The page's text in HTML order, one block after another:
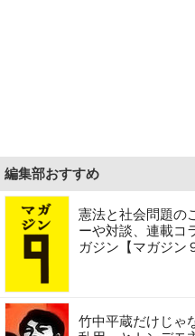
編集部おすすめ
憲法と社会問題の
ーや対談、連載コ
ガジン【マガジン
竹中平蔵だけじゃ